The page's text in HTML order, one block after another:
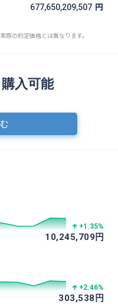
677,650,209,507 円
の約定価格とは異なります。
+1.35%
10,245,709 円
+2.46%
303,538 円
入可能